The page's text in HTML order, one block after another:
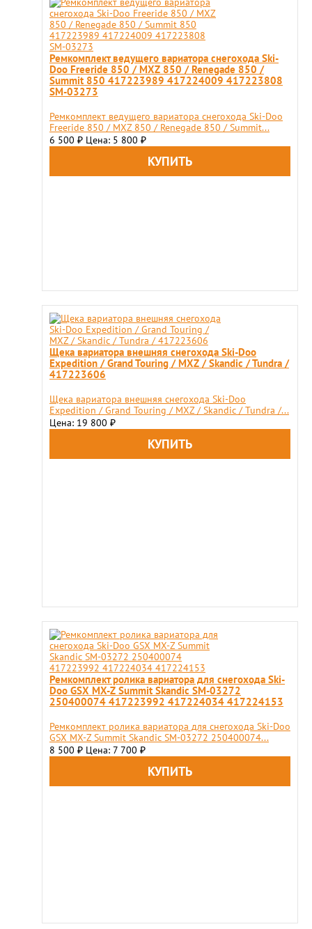
Ремкомплект ведущего вариатора снегохода Ski-
Doo Freeride 850 / MXZ 850 / Renegade 850 /
Summit 850 417223989 417224009 417223808
SM-03273
Ремкомплект ведущего вариатора снегохода Ski-Doo
Freeride 850 / MXZ 850 / Renegade 850 / Summit...
6 500 ₽ Цена: 5 800 ₽
Щека вариатора внешняя снегохода Ski-Doo
Expedition / Grand Touring / MXZ / Skandic / Tundra /
417223606
Щека вариатора внешняя снегохода Ski-Doo
Expedition / Grand Touring / MXZ / Skandic / Tundra /...
Цена: 19 800 ₽
Ремкомплект ролика вариатора для снегохода Ski-
Doo GSX MX-Z Summit Skandic SM-03272
250400074 417223992 417224034 417224153
Ремкомплект ролика вариатора для снегохода Ski-Doo
GSX MX-Z Summit Skandic SM-03272 250400074...
8 500 ₽ Цена: 7 700 ₽